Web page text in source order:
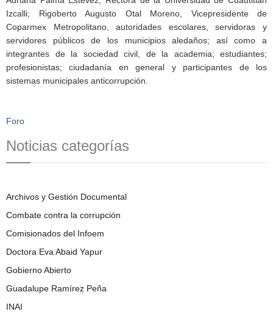
Izcalli; Rigoberto Augusto Otal Moreno, Vicepresidente de
Coparmex Metropolitano, autoridades escolares, servidoras y
servidores públicos de los municipios aledaños; así como a
integrantes de la sociedad civil, de la academia; estudiantes;
profesionistas; ciudadanía en general y participantes de los
sistemas municipales anticorrupción.
Foro
Noticias categorías
Archivos y Gestión Documental
Combate contra la corrupción
Comisionados del Infoem
Doctora Eva Abaid Yapur
Gobierno Abierto
Guadalupe Ramírez Peña
INAI